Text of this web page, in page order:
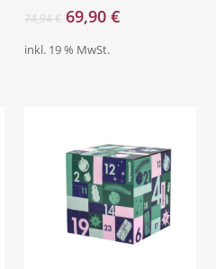
74,94€ Ursprünglicher
war:
69,90€Aktueller
inkl. 19 % MwSt.